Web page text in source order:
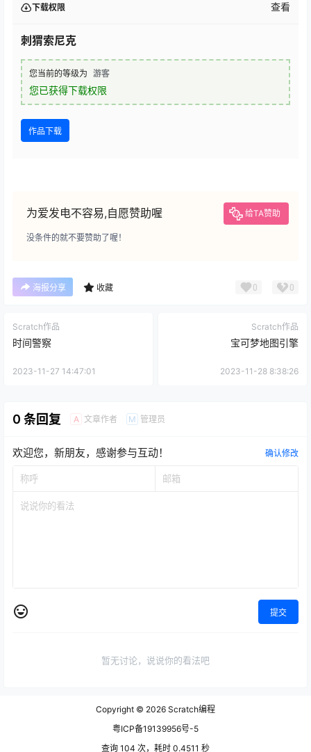
下载权限 查看
刺猬索尼克
您当前的等级为 游客
您已获得下载权限
作品下载
为爱发电不容易,自愿赞助喔 给TA赞助
没条件的就不要赞助了喔！
海报分享 收藏 0 0
Scratch作品
时间警察
2023-11-27 14:47:01
Scratch作品
宝可梦地图引擎
2023-11-28 8:38:26
0 条回复 A 文章作者 M 管理员
欢迎您，新朋友，感谢参与互动！ 确认修改
提交
暂无讨论，说说你的看法吧
Copyright © 2026 Scratch编程
粤ICP备19139956号-5
查询 104 次，耗时 0.4511 秒